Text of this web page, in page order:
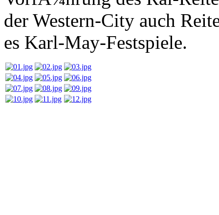
der Western-City auch
es Karl-May-Festspiele.